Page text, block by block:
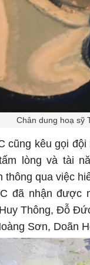
Chân dung hoạ sỹ
cũng kêu gọi
lòng và tài
thông qua việc
đã nhận được
Thông, Đỗ
Sơn, Doãn